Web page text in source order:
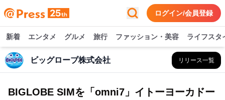
ログイン/会員登録
新着 エンタメ グルメ 旅行 ファッション・美容 ライフスタ
ビッグローブ株式会社 リリース一覧
BIGLOBE SIMを「omni7」イトーヨーカドー